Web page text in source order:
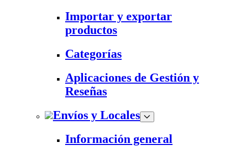
Importar y exportar
productos
Categorías
Aplicaciones de Gestión y
Reseñas
Envíos y Locales
Información general